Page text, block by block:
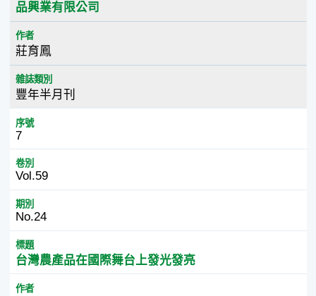
品興業有限公司
作者
莊育鳳
雜誌類別
豐年半月刊
序號
7
卷別
Vol.59
期別
No.24
標題
台灣農產品在國際舞台上發光發亮
作者